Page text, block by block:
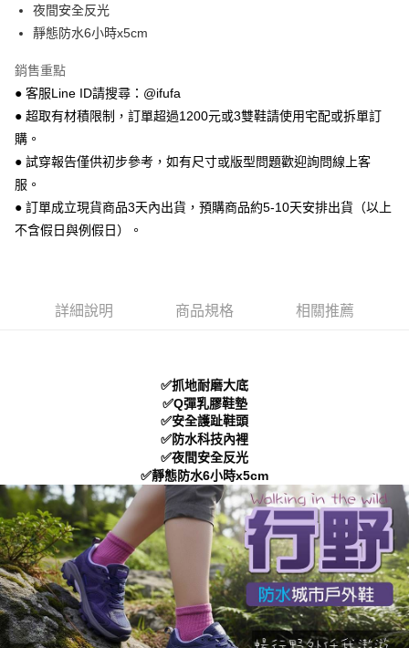
AFTEE先享後付
相關說明
AFTEE先享後付是「在收到商品之後才付款」的支付方式。 讓您購物簡單
１．簡單：不需註冊會員、不需綁卡、不需儲值。
２．便利：只要手機號碼，簡訊認證，即可結帳。
３．安心：先確認商品／服務後，再付款。
【「AFTEE先享後付」結帳流程】
１．於結帳方式選擇「AFTEE先享後付」後，將跳轉至「AFTEE先享後付」
２．訂單成立數日內，您將收到繳費通知簡訊。
３．收到繳費通知簡訊後14天內，點擊此簡訊中的連結，可透過四大超商／
※ 交易是否成功請以「AFTEE先享後付 」之結帳頁面顯示為準，若有關於
１．透過由恩沛科技股份有限公司提供之「AFTEE先享後付」服務完成之交
易，需依本服務之必要範圍內提供個人資料，並將交易相關給付款項請求債
權轉讓予恩沛科技股份有限公司。
２．關於個人資料處理事宜，請瀏覽以下網址：
https://aftee.tw/terms/#terms3
３．未成年的使用者請事先徵得法定代理人或監護人之同意方可使用
「AFTEE先享後付」，若未經同意申辦者引起之損失，本公司不負相關責
任。
４．使用「AFTEE先享後付」時，將依據個別帳號之用戶狀況，依本公司即
時審查核予不同之上限額度；若仍有額度不足之情形，本公司將視審查結果
請求用戶進行身份認證。
５．嚴禁一人註冊多個帳號或使用他人資訊註冊。若發現惡意使用之情形，
恩沛科技股份有限公司將有權停止該用戶之使用額度並採取法律行動。
ATM付款
運送方式
全家 取貨付款
每筆NT$70，滿NT$999(含以上)免運費
付款後 全家取貨
付款後 7-11取貨
每筆NT$90，滿NT$999(含以上)免運費
夜間安全反光
靜態防水6小時x5cm
銷售重點
● 客服Line ID請搜尋：@ifufa
● 超取有材積限制，訂單超過1200元或3雙鞋請使用宅配或拆單訂
購。
● 試穿報告僅供初步參考，如有尺寸或版型問題歡迎詢問線上客
服。
● 訂單成立現貨商品3天內出貨，預購商品約5-10天安排出貨（以上
不含假日與例假日）。
詳細說明 商品規格 相關推薦
✅抓地耐磨大底
✅Q彈乳膠鞋墊
✅安全護趾鞋頭
✅防水科技內裡
✅夜間安全反光
✅靜態防水6小時x5cm